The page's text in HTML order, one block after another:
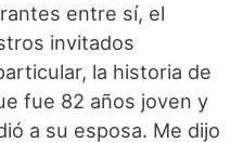
entre sí, el
invitados
la historia de
fue 82 años joven y
a su esposa. Me dijo